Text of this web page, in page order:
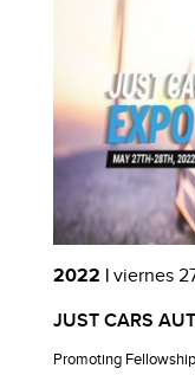
2022 | viernes
JUST CARS
Promoting